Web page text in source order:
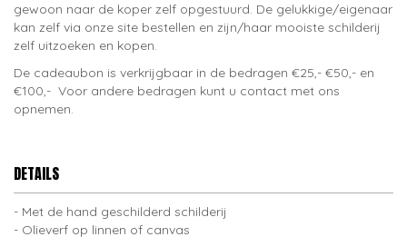
gewoon naar de koper zelf opgestuurd. De gelukkige/eigenaar
kan zelf via onze site bestellen en zijn/haar mooiste schilderij
zelf uitzoeken en kopen.
De cadeaubon is verkrijgbaar in de bedragen €25,- €50,- en
€100,- Voor andere bedragen kunt u contact met ons
opnemen.
DETAILS
Met de hand geschilderd schilderij
Olieverf op linnen of canvas